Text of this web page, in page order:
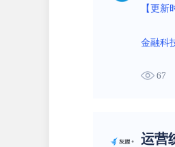
【更新
金融科
67
运营